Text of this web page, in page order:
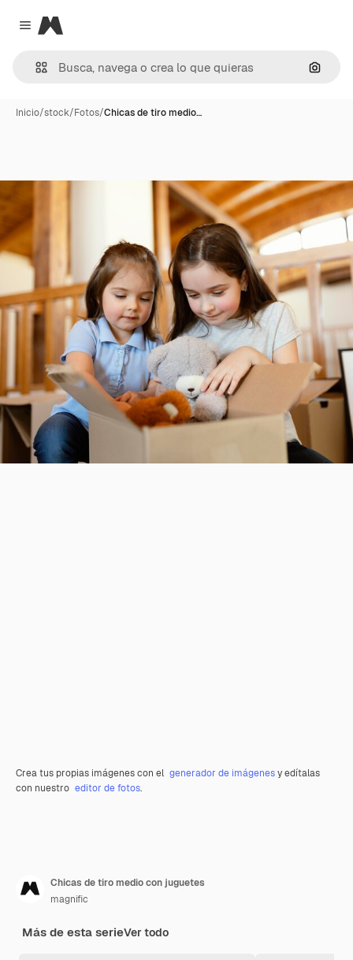
Close menu
Magnific
Inicio/stock/Fotos/Chicas de tiro medio…
Crea tus propias imágenes con el generador de imágenesy edítalas
con nuestro editor de fotos.
Chicas de tiro medio con juguetes
magnific
Más de esta serieVer todo